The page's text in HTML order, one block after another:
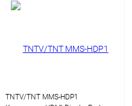
TNTV/TNT MMS-HDP1